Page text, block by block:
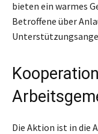
bieten ein warmes
Betroffene über
Die Aktion ist in die